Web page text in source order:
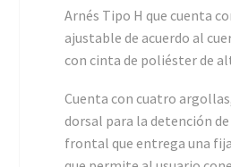
Arnés Tipo H que cuenta
ajustable de acuerdo al
con cinta de poliéster de
Cuenta con cuatro
dorsal para la detención
frontal que entrega una